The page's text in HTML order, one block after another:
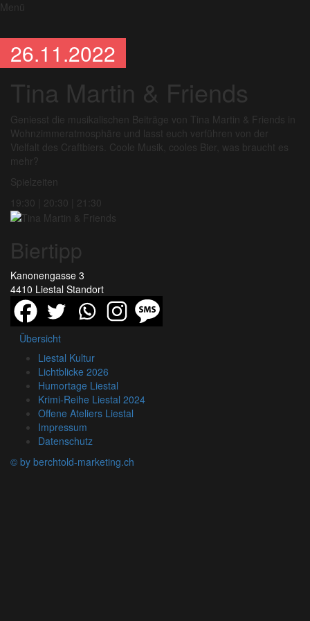
Menü
26.11.2022
Tina Martin & Friends
Geniesst die musikalischen Beiträge von Tina Martin & Friends in
Wohnzimmeratmosphäre und lasst euch verführen von der
Vielfalt des Craftbiers. Coole Musik, cooles Bier, was braucht es
mehr?
Spielzeiten
19:30 | 20:30 | 21:30
Biertipp
Kanonengasse 3
4410 Liestal Standort
Übersicht
Liestal Kultur
Lichtblicke 2026
Humortage Liestal
Krimi-Reihe Liestal 2024
Offene Ateliers Liestal
Impressum
Datenschutz
© by berchtold-marketing.ch